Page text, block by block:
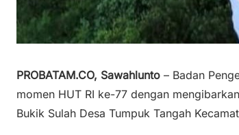
PROBATAM.CO, Sawahlunto – Badan
momen HUT RI ke-77 dengan
Bukik Sulah Desa Tumpuk Tangah